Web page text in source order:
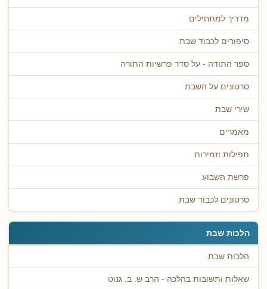
מדריך למתחילים
סיפורים לכבוד שבת
ספר התודה - על סדר פרשיות התורה
סרטונים על השבת
שירי שבת
מאמרים
תפילות וזמירות
פרשת השבוע
סרטונים לכבוד שבת
הלכות שבת
הלכות שבת
שאלות ותשובות בהלכה - הרב ש. ב. גנוט